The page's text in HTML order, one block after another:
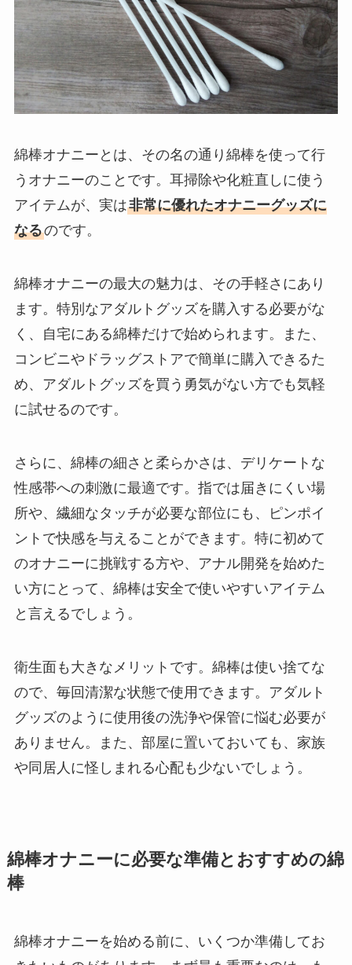
綿棒オナニーとは、その名の通り綿棒を使って行
うオナニーのことです。耳掃除や化粧直しに使う
アイテムが、実は非常に優れたオナニーグッズに
なるのです。
綿棒オナニーの最大の魅力は、その手軽さにあり
ます。特別なアダルトグッズを購入する必要がな
く、自宅にある綿棒だけで始められます。また、
コンビニやドラッグストアで簡単に購入できるた
め、アダルトグッズを買う勇気がない方でも気軽
に試せるのです。
さらに、綿棒の細さと柔らかさは、デリケートな
性感帯への刺激に最適です。指では届きにくい場
所や、繊細なタッチが必要な部位にも、ピンポイ
ントで快感を与えることができます。特に初めて
のオナニーに挑戦する方や、アナル開発を始めた
い方にとって、綿棒は安全で使いやすいアイテム
と言えるでしょう。
衛生面も大きなメリットです。綿棒は使い捨てな
ので、毎回清潔な状態で使用できます。アダルト
グッズのように使用後の洗浄や保管に悩む必要が
ありません。また、部屋に置いておいても、家族
や同居人に怪しまれる心配も少ないでしょう。
綿棒オナニーに必要な準備とおすすめの綿
棒
綿棒オナニーを始める前に、いくつか準備してお